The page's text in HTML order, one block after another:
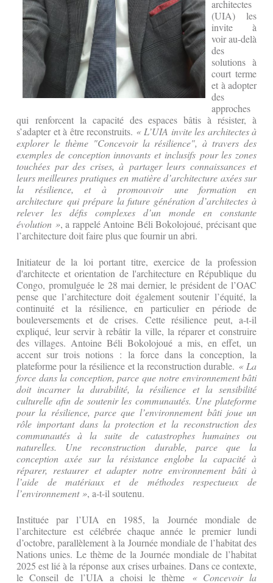
architectes
(UIA) les
invite à
voir au-delà
des
solutions à
court terme
et à adopter
des
approches
qui renforcent la capacité des espaces bâtis à résister, à
s’adapter et à être reconstruits. « L’UIA invite les architectes à
explorer le thème "Concevoir la résilience", à travers des
exemples de conception innovants et inclusifs pour les zones
touchées par des crises, à partager leurs connaissances et
leurs meilleures pratiques en matière d’architecture axées sur
la résilience, et à promouvoir une formation en
architecture qui prépare la future génération d’architectes à
relever les défis complexes d’un monde en constante
évolution », a rappelé Antoine Béli Bokolojoué, précisant que
l’architecture doit faire plus que fournir un abri.
Initiateur de la loi portant titre, exercice de la profession
d'architecte et orientation de l'architecture en République du
Congo, promulguée le 28 mai dernier, le président de l’OAC
pense que l’architecture doit également soutenir l’équité, la
continuité et la résilience, en particulier en période de
bouleversements et de crises. Cette résilience peut, a-t-il
expliqué, leur servir à rebâtir la ville, la réparer et construire
des villages. Antoine Béli Bokolojoué a mis, en effet, un
accent sur trois notions : la force dans la conception, la
plateforme pour la résilience et la reconstruction durable. « La
force dans la conception, parce quenotre environnement bâti
doit incarner la durabilité, la résilience et la sensibilité
culturelle afin de soutenir les communautés. Une plateforme
pour la résilience, parce que l’environnement bâti joue un
rôle important dans la protection et la reconstruction des
communautés à la suite de catastrophes humaines ou
naturelles. Une reconstruction durable, parce que la
conception axée sur la résistance englobe la capacité à
réparer, restaurer et adapter notre environnement bâti à
l’aide de matériaux et de méthodes respectueux de
l’environnement », a-t-il soutenu.
Instituée par l’UIA en 1985, la Journée mondiale de
l’architecture est célébrée chaque année le premier lundi
d’octobre, parallèlement à la Journée mondiale de l’habitat des
Nations unies. Le thème de la Journée mondiale de l’habitat
2025 est lié à la réponse aux crises urbaines. Dans ce contexte,
le Conseil de l’UIA a choisi le thème « Concevoir la